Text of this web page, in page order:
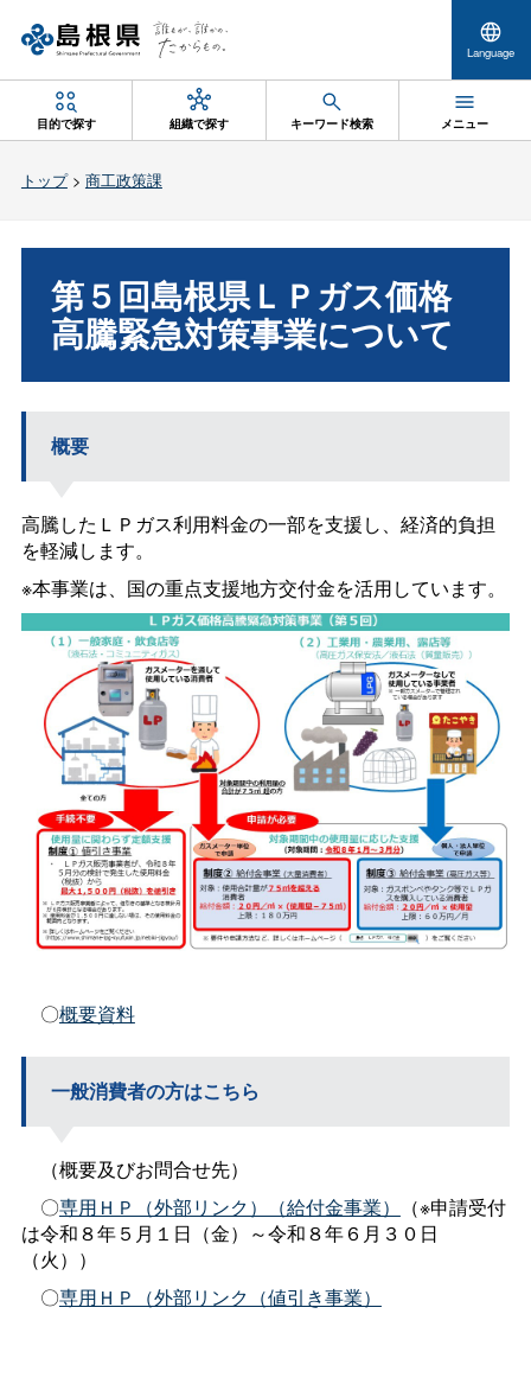
Language
目的で探す 組織で探す キーワード検索 メニュー
トップ> 商工政策課
第５回島根県ＬＰガス価格
高騰緊急対策事業について
概要
高騰したＬＰガス利用料金の一部を支援し、経済的負担
を軽減します。
※本事業は、国の重点支援地方交付金を活用しています。
〇概要資料
一般消費者の方はこちら
（概要及びお問合せ先）
〇専用ＨＰ（外部リンク）（給付金事業）
（※申請受付
は令和８年５月１日（金）～令和８年６月３０日
（火））
〇専用ＨＰ（外部リンク（値引き事業）